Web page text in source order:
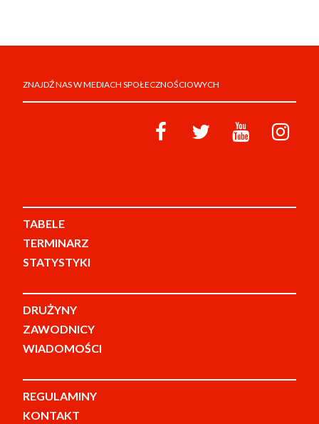
ZNAJDŹ NAS W MEDIACH SPOŁECZNOŚCIOWYCH
TABELE
TERMINARZ
STATYSTYKI
DRUŻYNY
ZAWODNICY
WIADOMOŚCI
REGULAMINY
KONTAKT